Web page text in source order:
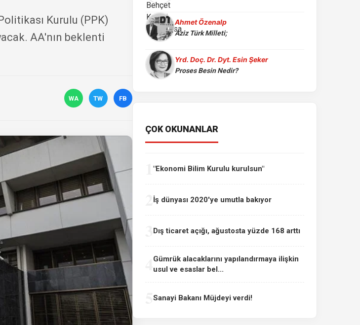
Kurulu (PPK)
AA'nın beklenti
WA TW FB
Ahmet Özenalp
Aziz Türk Milleti;
Yrd. Doç. Dr. Dyt. Esin Şeker
Proses Besin Nedir?
ÇOK OKUNANLAR
"Ekonomi Bilim Kurulu kurulsun"
İş dünyası 2020'ye umutla bakıyor
Dış ticaret açığı, ağustosta yüzde 168 arttı
Gümrük alacaklarını yapılandırmaya ilişkin
usul ve esaslar bel...
Sanayi Bakanı Müjdeyi verdi!